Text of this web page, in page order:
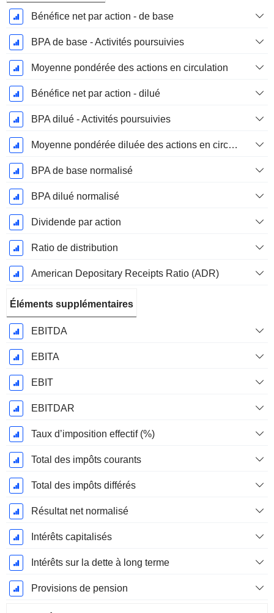
Bénéfice net par action - de base
BPA de base - Activités poursuivies
Moyenne pondérée des actions en circulation
Bénéfice net par action - dilué
BPA dilué - Activités poursuivies
Moyenne pondérée diluée des actions en circulation
BPA de base normalisé
BPA dilué normalisé
Dividende par action
Ratio de distribution
American Depositary Receipts Ratio (ADR)
Éléments supplémentaires
EBITDA
EBITA
EBIT
EBITDAR
Taux d’imposition effectif (%)
Total des impôts courants
Total des impôts différés
Résultat net normalisé
Intérêts capitalisés
Intérêts sur la dette à long terme
Provisions de pension